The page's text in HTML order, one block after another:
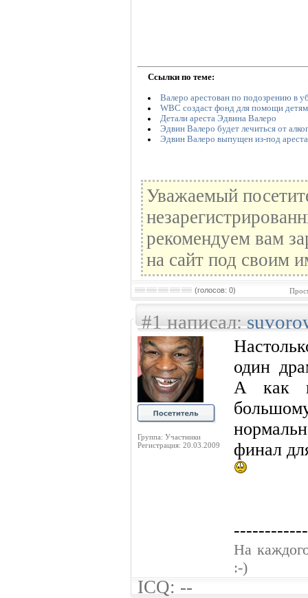
Ссылки по теме:
Валеро арестован по подозрению в
WBC создаст фонд для помощи
Детали ареста Эдвина Валеро
Эдвин Валеро будет лечиться от
Эдвин Валеро выпущен из-под ареста
Уважаемый
рекомендуем вам
на сайт под своим
(голосов: 0)
#1 написал:
Группа: Участники
Регистрация: 20.03.2009
один
А как
финал
На
:-)
ICQ: --